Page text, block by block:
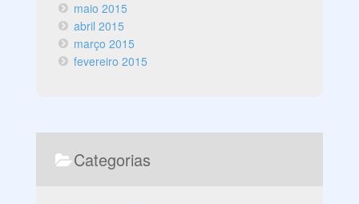
maio 2015
abril 2015
março 2015
fevereiro 2015
Categorias